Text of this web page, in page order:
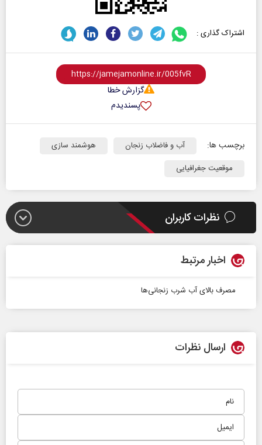
اشتراک گذاری :
گزارش خطا
پسندیدم
برچسب ها: آب و فاضلاب زنجان
هوشمند سازی
موقعیت جغرافیایی
نظرات کاربران
اخبار مرتبط
مصرف بالای آب شرب زنجانی‌ها
ارسال نظرات